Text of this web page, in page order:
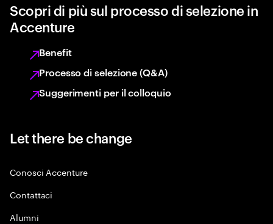
Scopri di più sul processo di selezione in
Accenture
Benefit
Processo di selezione (Q&A)
Suggerimenti per il colloquio
Let there be change
Conosci Accenture
Contattaci
Alumni